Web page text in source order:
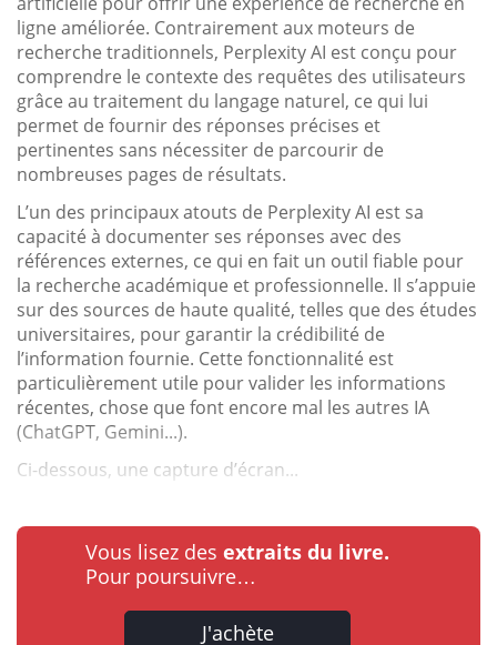
ligne améliorée. Contrairement aux moteurs de
recherche traditionnels, Perplexity AI est conçu pour
comprendre le contexte des requêtes des utilisateurs
grâce au traitement du langage naturel, ce qui lui
permet de fournir des réponses précises et
pertinentes sans nécessiter de parcourir de
nombreuses pages de résultats.
L’un des principaux atouts de Perplexity AI est sa
capacité à documenter ses réponses avec des
références externes, ce qui en fait un outil fiable pour
la recherche académique et professionnelle. Il s’appuie
sur des sources de haute qualité, telles que des études
universitaires, pour garantir la crédibilité de
l’information fournie. Cette fonctionnalité est
particulièrement utile pour valider les informations
récentes, chose que font encore mal les autres IA
(ChatGPT, Gemini...).
Ci-dessous, une capture d’écran...
Vous lisez des extraits du livre.
Pour poursuivre…
J'achète